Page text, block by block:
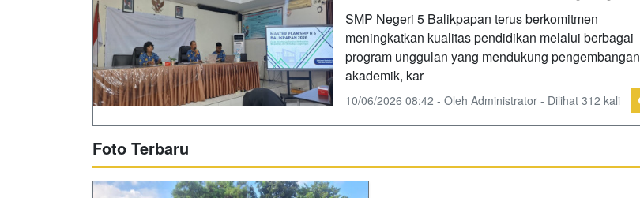
SMP Negeri 5 Balikpapan terus berkomitmen
meningkatkan kualitas pendidikan melalui berbagai
program unggulan yang mendukung pengembangan
akademik, kar
10/06/2026 08:42 - Oleh Administrator - Dilihat 312 kali
Foto Terbaru